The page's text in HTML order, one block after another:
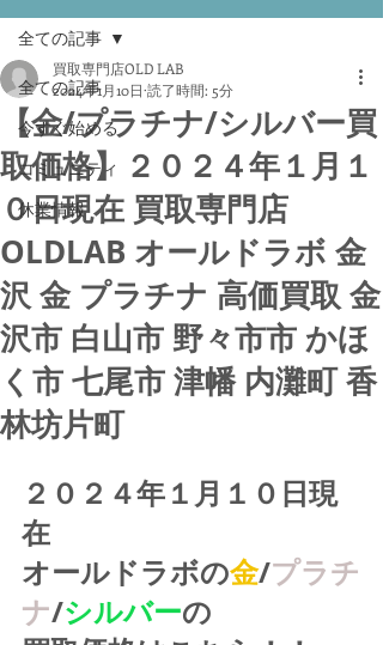
全ての記事
今すぐ始める
コミュニティ
休業情報
全ての記事
【金/プラチナ/シルバー買
取価格】２０２４年１月１
０日現在 買取専門店
OLDLAB オールドラボ 金
沢 金 プラチナ 高価買取 金
沢市 白山市 野々市市 かほ
く市 七尾市 津幡 内灘町 香
林坊片町
買取専門店OLD LAB
2024年1月10日 読了時間: 5分
２０２４年１月１０日現
在
オールドラボの金/プラチ
ナ/シルバーの